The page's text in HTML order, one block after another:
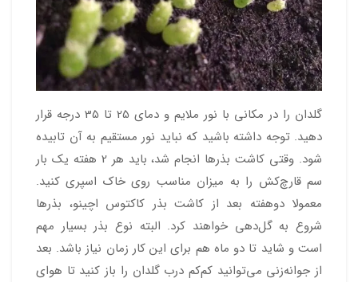
گلدان را در مکانی با نور ملایم و دمای 25 تا 35 درجه قرار
دهید. توجه داشته باشید که نباید نور مستقیم به آن تابیده
شود. وقتی کاشت بذرها انجام شد، باید هر 2 هفته یک بار
سم قارچ‌کش را به میزان مناسب روی خاک اسپری کنید.
معمولا دوهفته بعد از کاشت بذر کاکتوس اچینو، بذرها
شروع به گل‌دهی خواهند کرد. البته نوع بذر بسیار مهم
است و شاید تا دو ماه هم برای این کار زمان نیاز باشد. بعد
از جوانه‌زنی می‌توانید کم‌کم درب گلدان را باز کنید تا هوای